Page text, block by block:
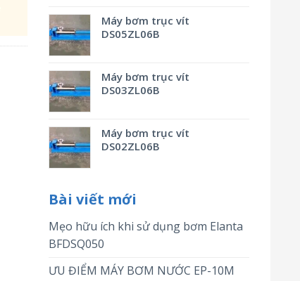
Máy bơm trục vít
DS05ZL06B
Máy bơm trục vít
DS03ZL06B
Máy bơm trục vít
DS02ZL06B
Bài viết mới
Mẹo hữu ích khi sử dụng bơm Elanta
BFDSQ050
ƯU ĐIỂM MÁY BƠM NƯỚC EP-10M